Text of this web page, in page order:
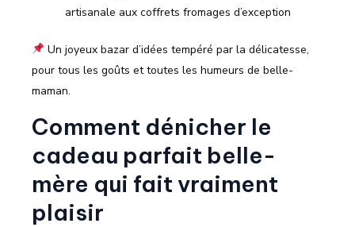
artisanale aux coffrets fromages d’exception
Un joyeux bazar d’idées tempéré par la délicatesse,
pour tous les goûts et toutes les humeurs de belle-
maman.
Comment dénicher le
cadeau parfait belle-
mère qui fait vraiment
plaisir